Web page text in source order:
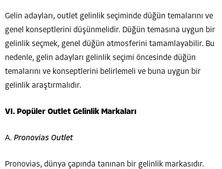
Gelin adayları, outlet gelinlik seçiminde düğün temalarını ve
genel konseptlerini düşünmelidir. Düğün temasına uygun bir
gelinlik seçmek, genel düğün atmosferini tamamlayabilir. Bu
nedenle, gelin adayları gelinlik seçimi öncesinde düğün
temalarını ve konseptlerini belirlemeli ve buna uygun bir
gelinlik araştırmalıdır.
VI. Popüler Outlet Gelinlik Markaları
A. Pronovias Outlet
Pronovias, dünya çapında tanınan bir gelinlik markasıdır.